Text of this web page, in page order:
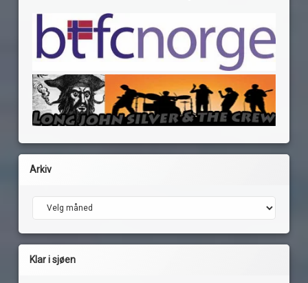
Arkiv
Arkiv
Klar i sjøen